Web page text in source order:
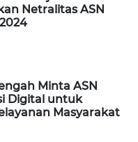
Netralitas ASN
Minta ASN
Digital untuk
Masyarakat